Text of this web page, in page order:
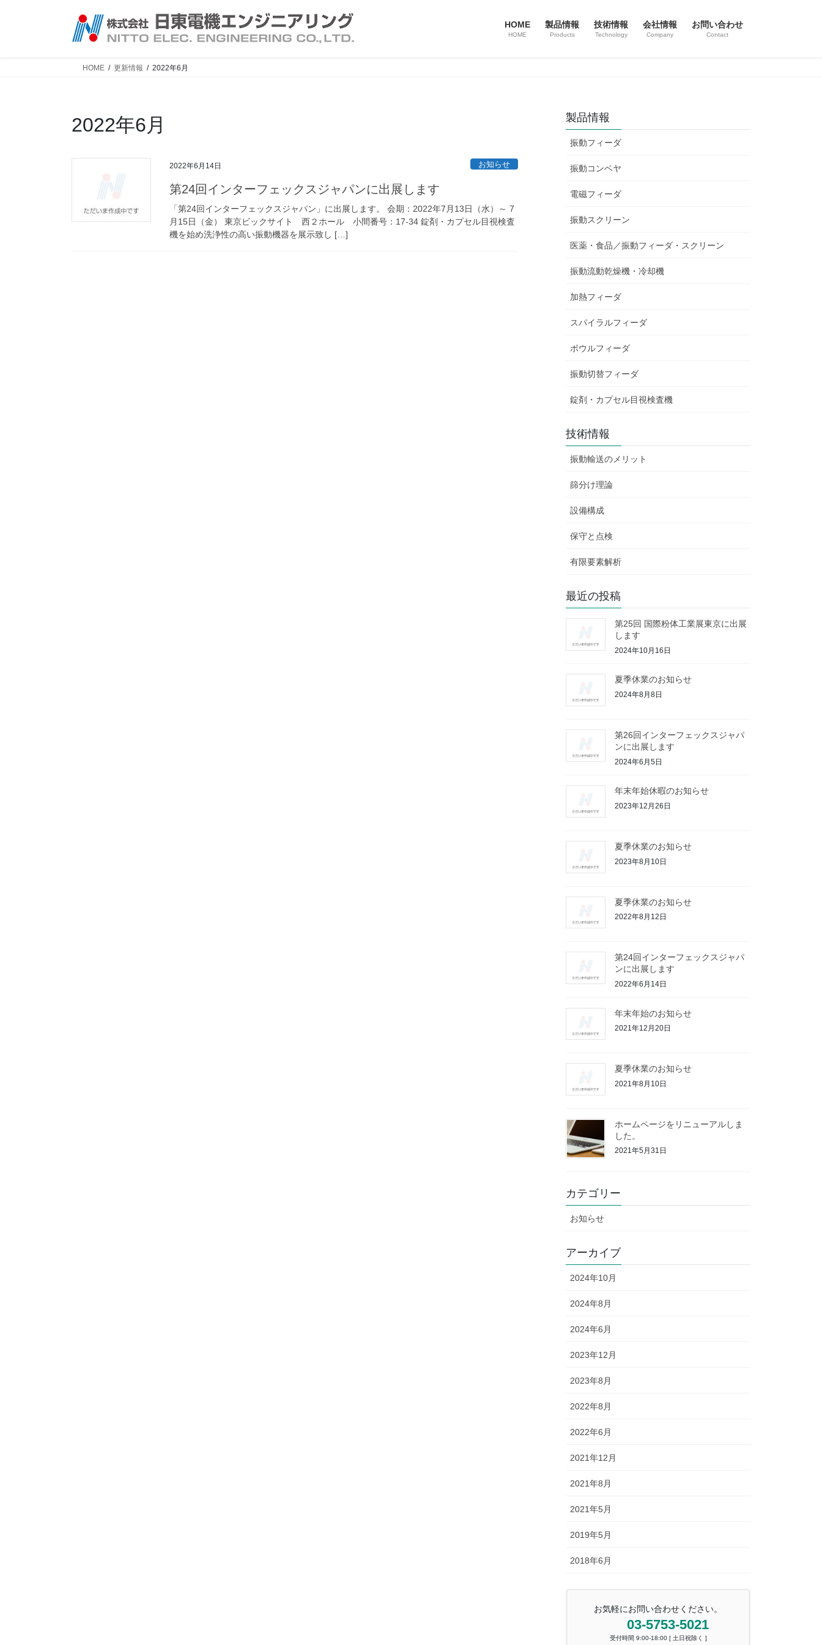
HOME
HOME
製品情報
Products
技術情報
Technology
会社情報
Company
お問い合わせ
Contact
HOME 更新情報 2022年6月
2022年6月
2022年6月14日 お知らせ
第24回インターフェックスジャパンに出展します
「第24回インターフェックスジャパン」に出展します。 会期：2022年7月13日（水）～ 7
月15日（金） 東京ビックサイト 西２ホール 小間番号：17-34 錠剤・カプセル目視検査
機を始め洗浄性の高い振動機器を展示致し […]
製品情報
振動フィーダ
振動コンベヤ
電磁フィーダ
振動スクリーン
医薬・食品／振動フィーダ・スクリーン
振動流動乾燥機・冷却機
加熱フィーダ
スパイラルフィーダ
ボウルフィーダ
振動切替フィーダ
錠剤・カプセル目視検査機
技術情報
振動輸送のメリット
篩分け理論
設備構成
保守と点検
有限要素解析
最近の投稿
第25回 国際粉体工業展東京に出展
します
2024年10月16日
夏季休業のお知らせ
2024年8月8日
第26回インターフェックスジャパ
ンに出展します
2024年6月5日
年末年始休暇のお知らせ
2023年12月26日
夏季休業のお知らせ
2023年8月10日
夏季休業のお知らせ
2022年8月12日
第24回インターフェックスジャパ
ンに出展します
2022年6月14日
年末年始のお知らせ
2021年12月20日
夏季休業のお知らせ
2021年8月10日
ホームページをリニューアルしま
した。
2021年5月31日
カテゴリー
お知らせ
アーカイブ
2024年10月
2024年8月
2024年6月
2023年12月
2023年8月
2022年8月
2022年6月
2021年12月
2021年8月
2021年5月
2019年5月
2018年6月
お気軽にお問い合わせください。
03-5753-5021
受付時間 9:00-18:00 [ 土日祝除く ]